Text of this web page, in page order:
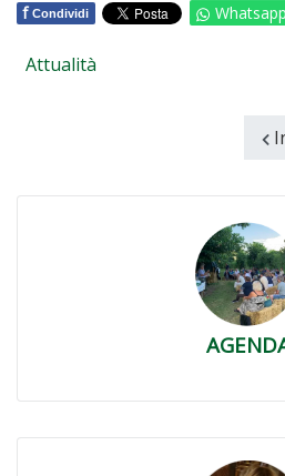
f Condividi Whatsapp
Attualità